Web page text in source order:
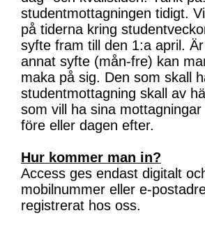
studentmottagningen tidigt.
på tiderna kring
syfte fram till den 1:a april.
annat syfte (mån-fre) kan
maka på sig. Den som skall
studentmottagning skall av
som vill ha sina
före eller dagen efter.
Hur kommer man in?
Access ges endast digitalt
mobilnummer eller e-
registrerat hos oss.